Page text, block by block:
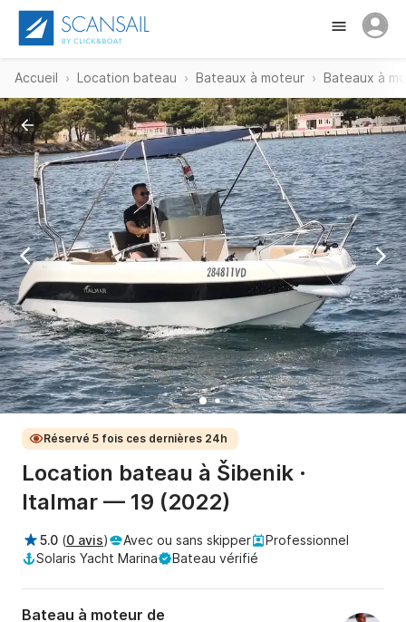
Accueil Location bateau Bateaux à moteur Bateaux à
Réservé 5 fois ces dernières 24h
Location bateau à Šibenik ·
Italmar — 19 (2022)
5.0 (0 avis) Avec ou sans skipper
Professionnel
Solaris Yacht Marina
Bateau vérifié
Bateau à moteur de